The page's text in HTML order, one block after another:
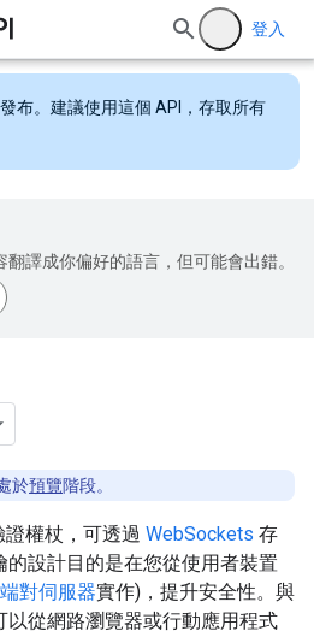
登入
布。建議使用這個 API，存取所有
譯成你偏好的語言，但可能會出錯。
於預覽階段。
權杖，可透過 WebSockets 存
的設計目的是在您從使用者裝置
對伺服器實作)，提升安全性。與
以從網路瀏覽器或行動應用程式